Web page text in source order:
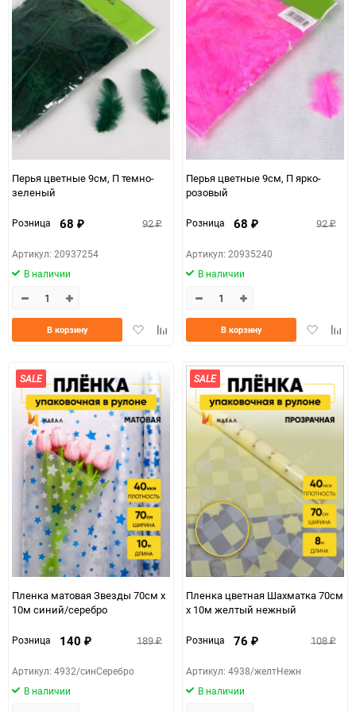
Перья цветные 9см, П темно-
зеленый
Розница 68 ₽ 92₽
Артикул: 20937254
В наличии
ДобавитьДобавить
В корзину
Перья цветные 9см, П ярко-
розовый
Розница 68 ₽ 92₽
Артикул: 20935240
В наличии
Добавить
В корзину
SALE
Пленка матовая Звезды 70см х
10м синий/серебро
Розница 140 ₽ 189₽
Артикул: 4932/синСеребро
В наличии
SALE
Пленка цветная Шахматка 70см
х 10м желтый нежный
Розница 76 ₽ 108₽
Артикул: 4938/желтНежн
В наличии